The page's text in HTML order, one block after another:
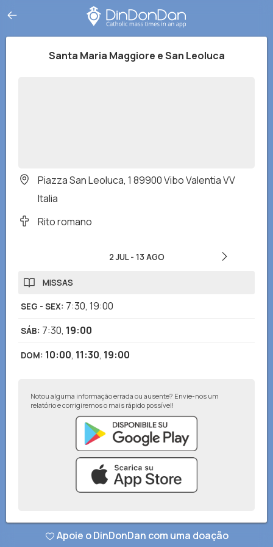
Santa Maria Maggiore e San Leoluca
Piazza San Leoluca, 1 89900 Vibo Valentia VV
Italia
Rito romano
2 JUL- 13 AGO
MISSAS
SEG - SEX: 7:30, 19:00
SÁB: 7:30, 19:00
DOM: 10:00, 11:30, 19:00
Notou alguma informação errada ou ausente? Envie-nos um
relatório e corrigiremos o mais rápido possível!
Apoie o DinDonDan com uma doação